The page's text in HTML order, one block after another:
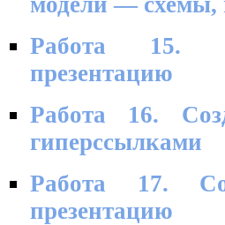
Работа 15.
презентацию
Работа 16.
гиперссылками
Работа 17.
презентацию